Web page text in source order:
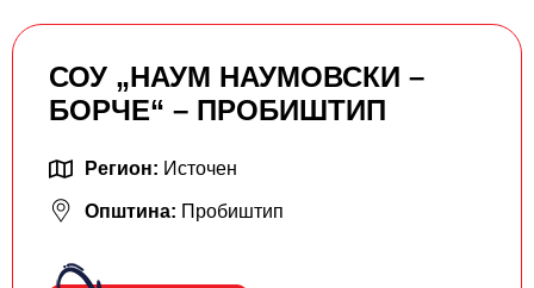
СОУ „НАУМ НАУМОВСКИ –
БОРЧЕ“ – ПРОБИШТИП
Регион: Источен
Општина: Пробиштип